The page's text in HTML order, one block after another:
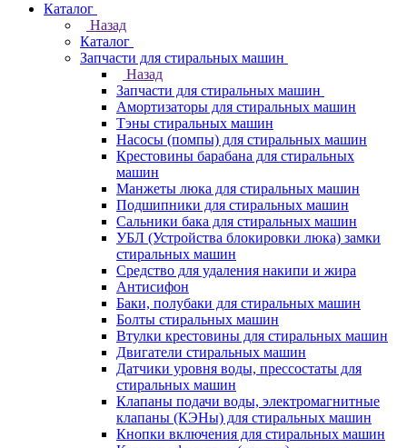
Каталог
Назад
Каталог
Запчасти для стиральных машин
Назад
Запчасти для стиральных машин
Амортизаторы для стиральных машин
Тэны стиральных машин
Насосы (помпы) для стиральных машин
Крестовины барабана для стиральных
машин
Манжеты люка для стиральных машин
Подшипники для стиральных машин
Сальники бака для стиральных машин
УБЛ (Устройства блокировки люка) замки
стиральных машин
Средство для удаления накипи и жира
Антисифон
Баки, полубаки для стиральных машин
Болты стиральных машин
Втулки крестовины для стиральных машин
Двигатели стиральных машин
Датчики уровня воды, прессостаты для
стиральных машин
Клапаны подачи воды, электромагнитные
клапаны (КЭНы) для стиральных машин
Кнопки включения для стиральных машин